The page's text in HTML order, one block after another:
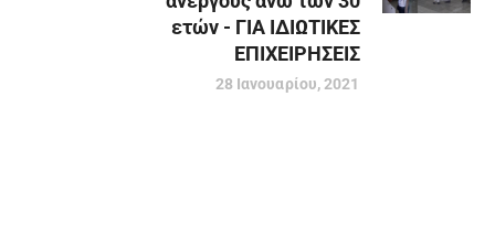
ετών - ΓΙΑ ΙΔΙΩΤΙΚΕΣ
ΕΠΙΧΕΙΡΗΣΕΙΣ
28 Ιανουαρίου, 2021